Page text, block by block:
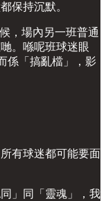
保持沉默。
，場內另一班普通
。喺呢班球迷眼
係「搞亂檔」，影
有球迷都可能要面
」同「靈魂」，我